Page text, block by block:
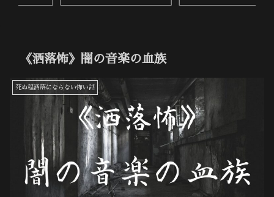
《洒落怖》闇の音楽の血族
死ぬ程洒落にならない怖い話